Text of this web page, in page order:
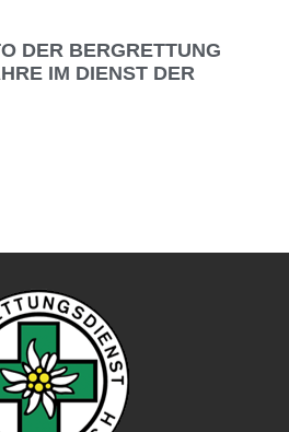
DER BERGRETTUNG
IM DIENST DER